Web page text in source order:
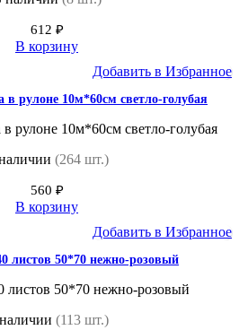
612 ₽
В корзину
Добавить в Избранное
в рулоне 10м*60см светло-голубая
рулоне 10м*60см светло-голубая
(264 шт.)
560 ₽
В корзину
Добавить в Избранное
листов 50*70 нежно-розовый
листов 50*70 нежно-розовый
(113 шт.)